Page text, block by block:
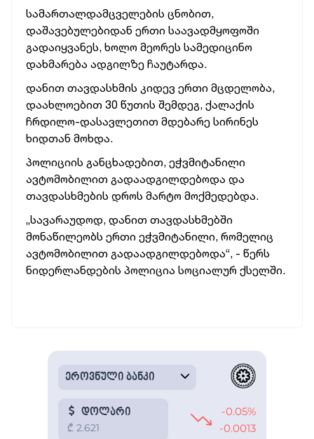
სამართალდამცველების ცნობით,
დაშავებულებიდან ერთი საავადმყოფოში
გადაიყვანეს, ხოლო მეორეს სამედიცინო
დახმარება ადგილზე ჩაუტარდა.
დანით თავდასხმის კიდევ ერთი მცდელობა,
დაახლოებით 30 წუთის შემდეგ, ქალაქის
ჩრდილო-დასავლეთით მდებარე სირინეს
ხიდთან მოხდა.
პოლიციის განცხადებით, ეჭვმიტანილი
ავტომობილით გადაადგილდებოდა და
თავდასხმების დროს მარტო მოქმედებდა.
„სავარაუდოდ, დანით თავდასხმებში
მონაწილეობს ერთი ეჭვმიტანილი, რომელიც
ავტომობილით გადაადგილდებოდა“, - წერს
ნიდერლანდების პოლიცია სოციალურ ქსელში.